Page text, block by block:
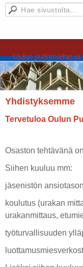
Oulun putkimiehet ja
Yhdistyksemme
Tervetuloa Oulun
Osaston tehtävänä
Siihen kuuluu mm:
jäsenistön
koulutus (urakan
urakanmittaus,
työturvallisuuden